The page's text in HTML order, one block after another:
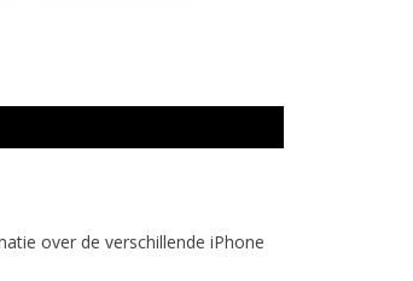
over de verschillende iPhone